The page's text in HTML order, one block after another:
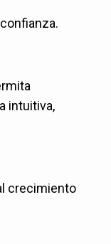
intuitiva,
crecimiento